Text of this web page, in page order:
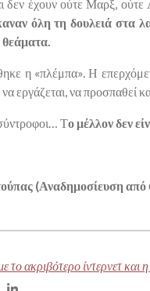
δεν έχουν ούτε Μαρξ,
όλη τη δουλειά στα
η «πλέμπα». Η
εργάζεται, να προσπαθεί
Το μέλλον δεν
(Αναδημοσίευση από
το ακριβότερο ίντερνετ και